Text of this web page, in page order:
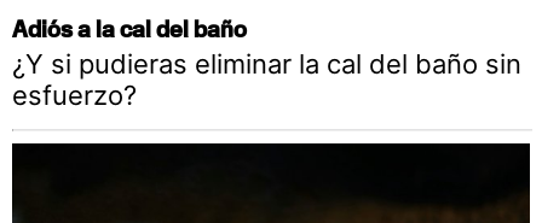
Adiós a la cal del baño
¿Y si pudieras eliminar la cal del baño sin
esfuerzo?